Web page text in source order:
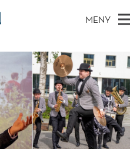
MENY